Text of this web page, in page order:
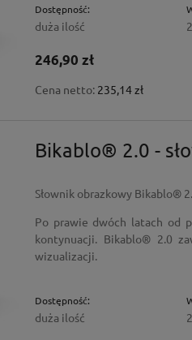
Dostępność:
duża ilość
246,90 zł
Cena netto: 235,14 zł
Bikablo® 2.0 -
Słownik obrazkowy Bikablo®
Po prawie dwóch latach od
kontynuacji. Bikablo® 2.0
wizualizacji.
Dostępność:
duża ilość